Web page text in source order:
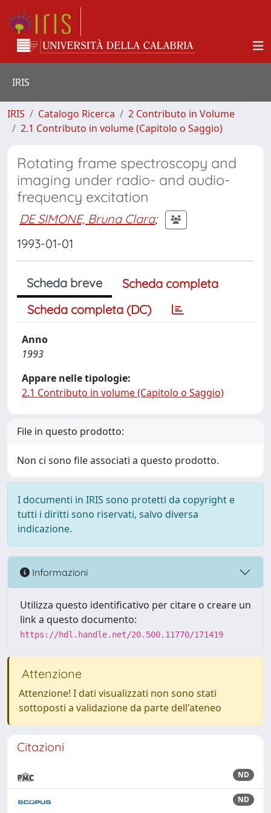
IRIS
IRIS Catalogo Ricerca
2 Contributo in Volume
2.1 Contributo in volume (Capitolo o Saggio)
Rotating frame spectroscopy and
imaging under radio- and audio-
frequency excitation
DE SIMONE, Bruna Clara;
1993-01-01
Scheda breve
Scheda completa
Scheda completa (DC)
Anno
1993
Appare nelle tipologie:
2.1 Contributo in volume (Capitolo o Saggio)
File in questo prodotto:
Non ci sono file associati a questo prodotto.
I documenti in IRIS sono protetti da copyright e
tutti i diritti sono riservati, salvo diversa
indicazione.
Informazioni
Utilizza questo identificativo per citare o creare un
link a questo documento:
https://hdl.handle.net/20.500.11770/171419
Attenzione
Attenzione! I dati visualizzati non sono stati
sottoposti a validazione da parte dell'ateneo
Citazioni
ND
ND